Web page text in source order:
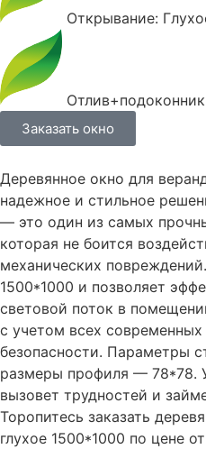
Открывание:
Отлив+подоконник
Заказать окно
Деревянное окно для
надежное и стильное
— это один из самых
которая не боится
механических
1500*1000 и позволяет
световой поток в
с учетом всех
безопасности. Параметры
размеры профиля — 78*78.
вызовет трудностей и
Торопитесь заказать
глухое 1500*1000 по цене